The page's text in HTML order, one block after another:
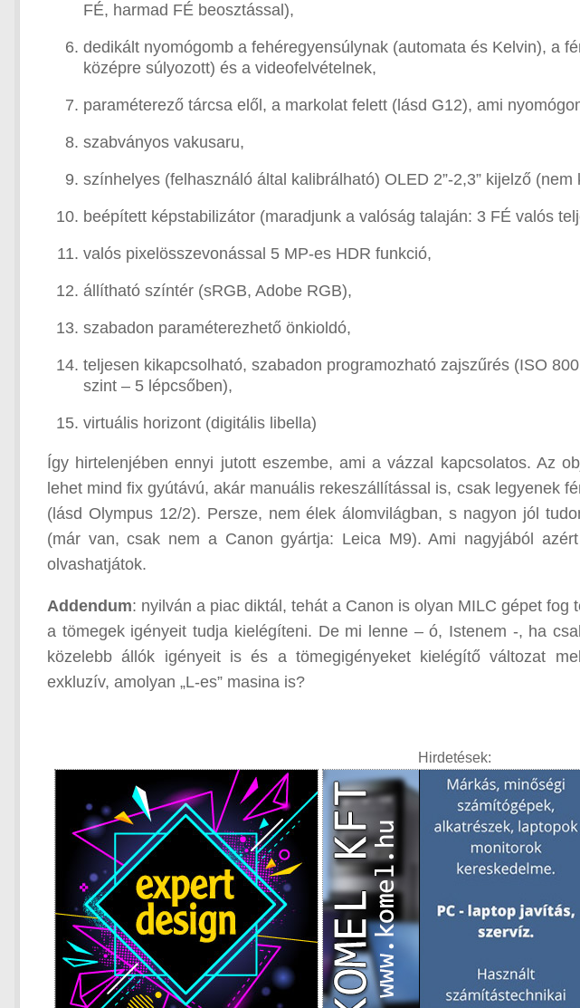
FÉ, harmad FÉ beosztással),
dedikált nyomógomb a fehéregyensúlynak (automata és Kelvin), a
középre súlyozott) és a videofelvételnek,
paraméterező tárcsa elől, a markolat felett (lásd G12), ami
szabványos vakusaru,
színhelyes (felhasználó által kalibrálható) OLED 2”-2,3” kijelző (nem
beépített képstabilizátor (maradjunk a valóság talaján: 3 FÉ valós
valós pixelösszevonással 5 MP-es HDR funkció,
állítható színtér (sRGB, Adobe RGB),
szabadon paraméterezhető önkioldó,
teljesen kikapcsolható, szabadon programozható zajszűrés (ISO
szint – 5 lépcsőben),
virtuális horizont (digitális libella)
Így hirtelenjében ennyi jutott eszembe, ami a vázzal kapcsolatos. Az
lehet mind fix gyútávú, akár manuális rekeszállítással is, csak legyenek
(lásd Olympus 12/2). Persze, nem élek álomvilágban, s nagyon jól
(már van, csak nem a Canon gyártja: Leica M9). Ami nagyjából
olvashatjátok.
Addendum: nyilván a piac diktál, tehát a Canon is olyan MILC gépet fog
a tömegek igényeit tudja kielégíteni. De mi lenne – ó, Istenem -, ha
közelebb állók igényeit is és a tömegigényeket kielégítő változat
exkluzív, amolyan „L-es” masina is?
Hirdetések: